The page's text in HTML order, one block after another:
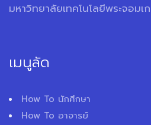
มหาวิทยาลัยเทคโนโลยีพระจอมเ
เมนูลัด
How To นักศึกษา
How To อาจารย์